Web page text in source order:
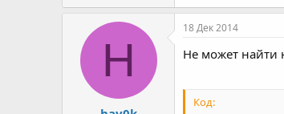
H
18 Дек 2014
Не может
Код: